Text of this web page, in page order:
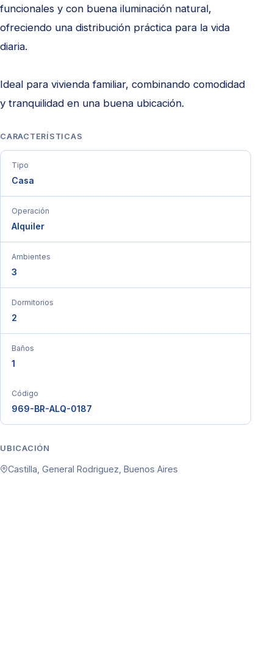
funcionales y con buena iluminación natural,
ofreciendo una distribución práctica para la vida
diaria.
Ideal para vivienda familiar, combinando comodidad
y tranquilidad en una buena ubicación.
CARACTERÍSTICAS
Tipo
Casa
Operación
Alquiler
Ambientes
3
Dormitorios
2
Baños
1
Código
969-BR-ALQ-0187
UBICACIÓN
Castilla, General Rodriguez, Buenos Aires